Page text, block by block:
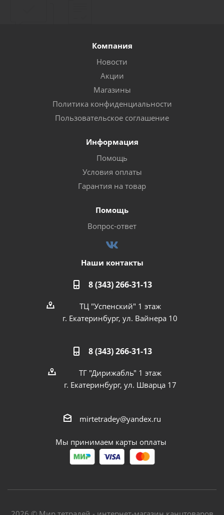
Компания
Новости
Акции
Магазины
Политика конфиденциальности
Пользовательское соглашение
Информация
Помощь
Условия оплаты
Гарантия на товар
Помощь
Вопрос-ответ
Наши контакты
8 (343) 266-31-13
ТЦ "Успенский" 1 этаж
г. Екатеринбург, ул. Вайнера 10
8 (343) 266-31-13
ТГ "Дирижабль" 1 этаж
г. Екатеринбург, ул. Шварца 17
mirtetradey@yandex.ru
Мы принимаем карты оплаты